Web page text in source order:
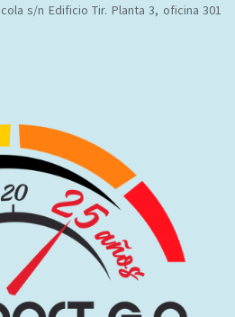
s/n Edificio Tir. Planta 3, oficina 301